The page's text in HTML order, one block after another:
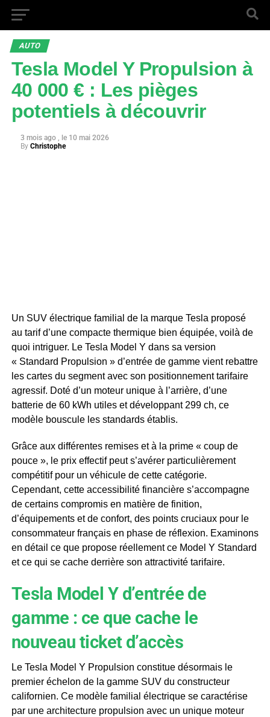
AUTO
Tesla Model Y Propulsion à
40 000 € : Les pièges
potentiels à découvrir
3 mois ago
10 mai 2026
By Christophe
Un SUV électrique familial de la marque Tesla proposé
au tarif d’une compacte thermique bien équipée, voilà de
quoi intriguer. Le Tesla Model Y dans sa version
« Standard Propulsion » d’entrée de gamme vient rebattre
les cartes du segment avec son positionnement tarifaire
agressif. Doté d’un moteur unique à l’arrière, d’une
batterie de 60 kWh utiles et développant 299 ch, ce
modèle bouscule les standards établis.
Grâce aux différentes remises et à la prime « coup de
pouce », le prix effectif peut s’avérer particulièrement
compétitif pour un véhicule de cette catégorie.
Cependant, cette accessibilité financière s’accompagne
de certains compromis en matière de finition,
d’équipements et de confort, des points cruciaux pour le
consommateur français en phase de réflexion. Examinons
en détail ce que propose réellement ce Model Y Standard
et ce qui se cache derrière son attractivité tarifaire.
Tesla Model Y d’entrée de
gamme : ce que cache le
nouveau ticket d’accès
Le Tesla Model Y Propulsion constitue désormais le
premier échelon de la gamme SUV du constructeur
californien. Ce modèle familial électrique se caractérise
par une architecture propulsion avec un unique moteur